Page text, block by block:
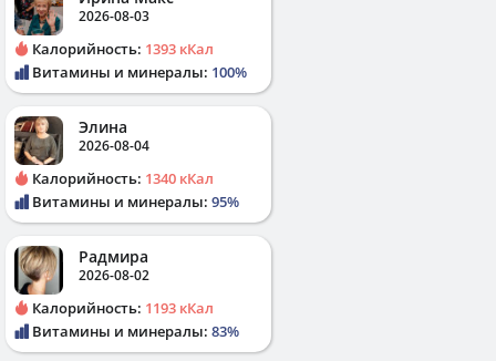
2026-08-03
Калорийность: 1393 кКал
Витамины и минералы: 100%
Элина
2026-08-04
Калорийность: 1340 кКал
Витамины и минералы: 95%
Радмира
2026-08-02
Калорийность: 1193 кКал
Витамины и минералы: 83%